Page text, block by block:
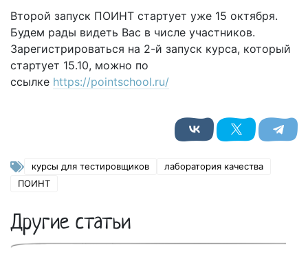
Второй запуск ПОИНТ стартует уже 15 октября.
Будем рады видеть Вас в числе участников.
Зарегистрироваться на 2-й запуск курса, который
стартует 15.10, можно по
ссылке https://pointschool.ru/
курсы для тестировщиков
лаборатория качества
ПОИНТ
Другие статьи